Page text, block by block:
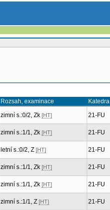
Rozsah, examinace Katedra
zimní s.:0/2, Zk [HT] 21-FU
zimní s.:1/1, Zk [HT] 21-FU
letní s.:0/2, Z [HT] 21-FU
zimní s.:1/1, Zk [HT] 21-FU
zimní s.:1/1, Zk [HT] 21-FU
zimní s.:1/1, Z [HT] 21-FU